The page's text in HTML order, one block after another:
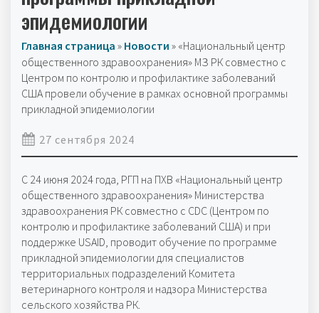
эпидемиологии
Главная страница » Новости » «Национальный центр
общественного здравоохранения» МЗ РК совместно с
Центром по контролю и профилактике заболеваний
США провели обучение в рамках основной программы
прикладной эпидемиологии
27 сентября 2024
С 24 июня 2024 года, РГП на ПХВ «Национальный центр
общественного здравоохранения» Министерства
здравоохранения РК совместно с CDC (Центром по
контролю и профилактике заболеваний США) и при
поддержке USAID, проводит обучение по программе
прикладной эпидемиологии для специалистов
территориальных подразделений Комитета
ветеринарного контроля и надзора Министерства
сельского хозяйства РК.